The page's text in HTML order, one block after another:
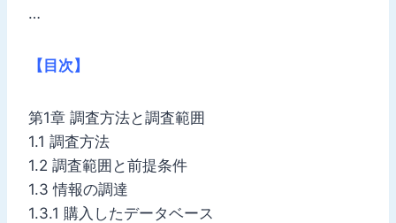
…
【目次】
第1章 調査方法と調査範囲
1.1 調査方法
1.2 調査範囲と前提条件
1.3 情報の調達
1.3.1 購入したデータベース